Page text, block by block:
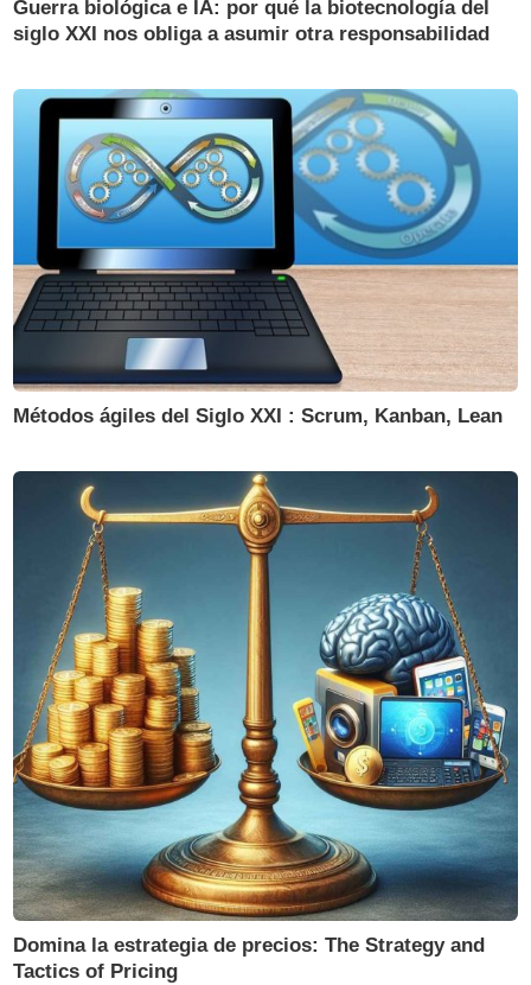
Guerra biológica e IA: por qué la biotecnología del
siglo XXI nos obliga a asumir otra responsabilidad
Métodos ágiles del Siglo XXI : Scrum, Kanban, Lean
Domina la estrategia de precios: The Strategy and
Tactics of Pricing